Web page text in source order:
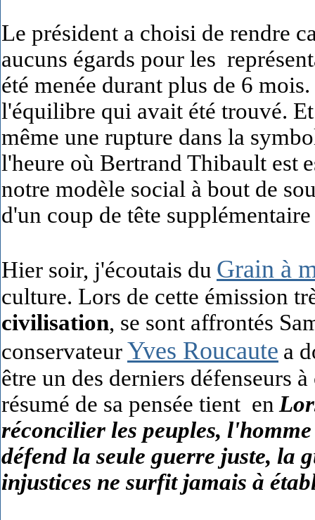
Le président a choisi de rendre
aucuns égards pour les
été menée durant plus de 6
l'équilibre qui avait été trouvé.
même une rupture dans la
l'heure où Bertrand Thibault est
notre modèle social à bout de
d'un coup de tête
Hier soir, j'écoutais du Grain à
culture. Lors de cette émission
civilisation, se sont affrontés
conservateurYves Roucaute a
être un des derniers défenseurs
résumé de sa pensée tient en
réconcilier les peuples,
défend la seule guerre juste, la
injustices ne surfit jamais à